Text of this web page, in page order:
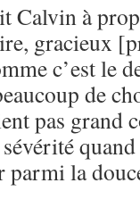
Calvin à
gracieux
c’est le
de
pas grand
parmi la